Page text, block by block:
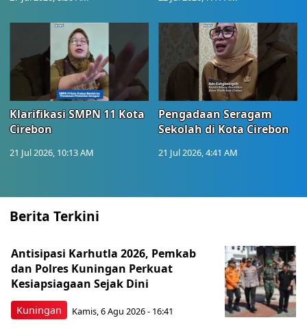
Klarifikasi SMPN 11 Kota
Cirebon
21 Jul 2026, 10:13 AM
Pengadaan Seragam
Sekolah di Kota Cirebon
21 Jul 2026, 4:41 AM
Berita Terkini
Kuningan
Antisipasi Karhutla 2026, Pemkab
dan Polres Kuningan Perkuat
Kesiapsiagaan Sejak Dini
Kamis, 6 Agu 2026 - 16:41